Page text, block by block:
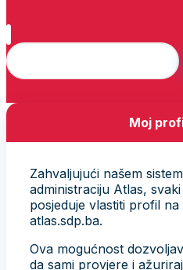
Moj
Zahvaljujući našem
administraciju Atlas,
posjeduje vlastiti profil na
atlas.sdp.ba.
Ova mogućnost
da sami provjere i